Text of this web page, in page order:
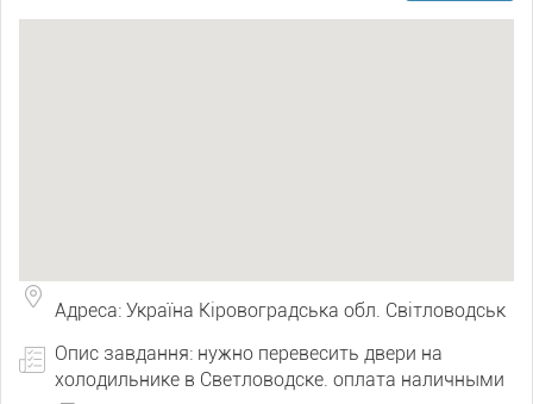
Адреса: Україна Кіровоградська обл. Світловодськ
Опис завдання: нужно перевесить двери на
холодильнике в Светловодске. оплата наличными